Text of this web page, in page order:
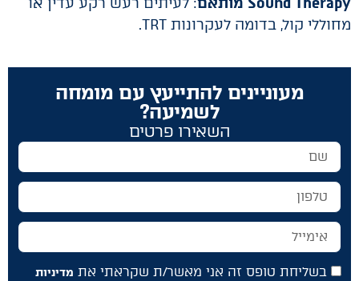
מחוללי קול, בדומה לעקרונות TRT.
מעוניינים להתייעץ עם מומחה
לשמיעה?
השאירו פרטים
בשליחת טופס זה אני מאשר/ת שקראתי את מדיניות